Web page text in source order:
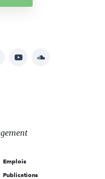
YouTubeSoundcloud
Emplois
Publications